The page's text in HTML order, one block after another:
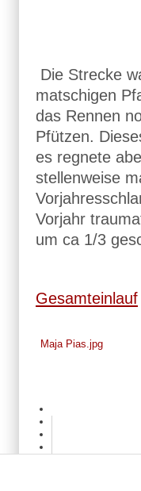
Die Strecke
matschigen
das Rennen
Pfützen.
es regnete
stellenweise
Vorjahr
um ca 1/3
Gesamteinlauf
Maja Pias.jpg